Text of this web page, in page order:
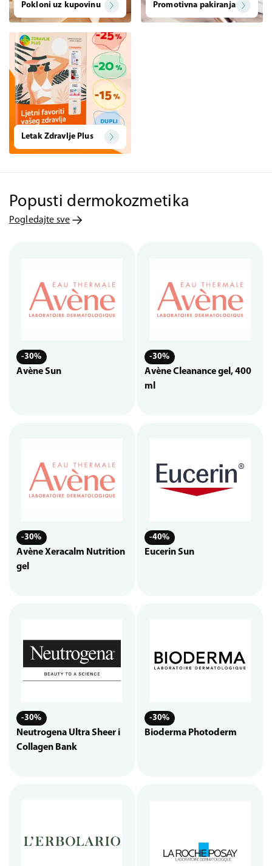
Pokloni uz kupovinu Promotivna pakiranja
Letak Zdravlje Plus
Popusti dermokozmetika
Pogledajte sve
-30%
Avène Sun
-30%
Avène Cleanance gel, 400
ml
-30%
Avène Xeracalm Nutrition
gel
-40%
Eucerin Sun
-30%
Neutrogena Ultra Sheer i
Collagen Bank
-30%
Bioderma Photoderm